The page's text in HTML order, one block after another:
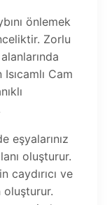
önlemek
Zorlu
Isıcamlı Cam
eşyalarınız
oluşturur.
caydırıcı ve